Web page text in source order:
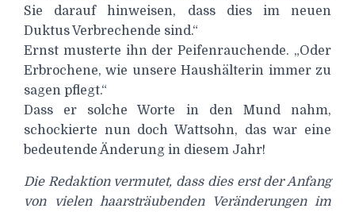
Sie darauf hinweisen, dass dies im neuen
Duktus Verbrechende sind.“
Ernst musterte ihn der Peifenrauchende. „Oder
Erbrochene, wie unsere Haushälterin immer zu
sagen pflegt.“
Dass er solche Worte in den Mund nahm,
schockierte nun doch Wattsohn, das war eine
bedeutende Änderung in diesem Jahr!
Die Redaktion vermutet, dass dies erst der Anfang
von vielen haarsträubenden Veränderungen im